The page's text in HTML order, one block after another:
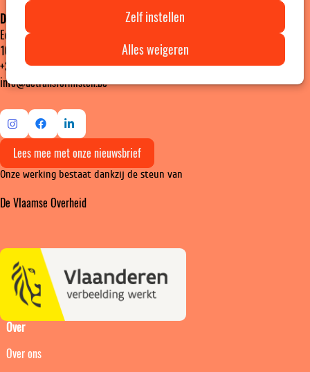
Zelf instellen
Alles weigeren
De Transformisten vzw
Edinburgstraat 26
1050 Brussel ‎ ‎‎‎ ‎ ‎ ‎ ‎ ‎ ‎ Ondernemingsnummer: 0472436916
+32 2 894 46 15
info@detransformisten.be
Ga
naar
Instagram
naar
Facebook
Ga
naar
LinkedIn
Over
Over ons
Lees mee met onze nieuwsbrief
Onze werking bestaat dankzij de steun van
De Vlaamse Overheid